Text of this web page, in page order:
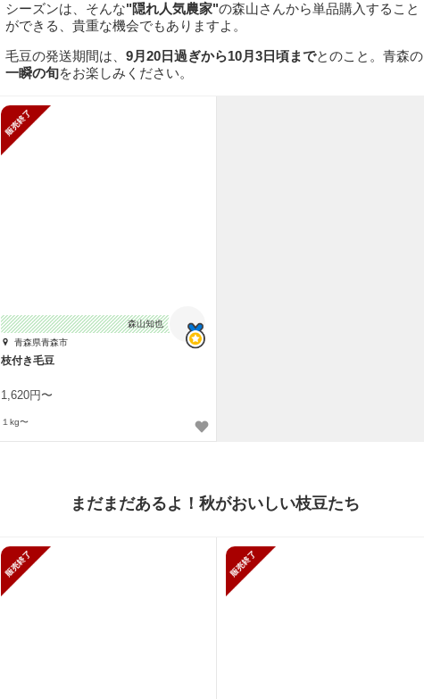
シーズンは、そんな"隠れ人気農家"の森山さんから単品購入すること
ができる、貴重な機会でもありますよ。
毛豆の発送期間は、 9月20日過ぎから10月3日頃までとのこと。青森の
一瞬の旬をお楽しみください。
森山知也
青森県青森市
枝付き毛豆
1,620円〜
１kg〜
まだまだあるよ！秋がおいしい枝豆たち